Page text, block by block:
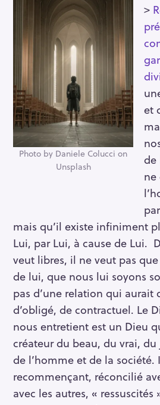
Photo by Daniele Colucci on
Unsplash
>
et
de
ne
mais qu’il existe infiniment
Lui, par Lui, à cause de Lui.
veut libres, il ne veut pas
de lui, que nous lui soyons
pas d’une relation qui aurait
d’obligé, de contractuel. Le
nous entretient est un Dieu
créateur du beau, du vrai,
de l’homme et de la société.
recommençant, réconcilié
avec les autres, « ressuscités